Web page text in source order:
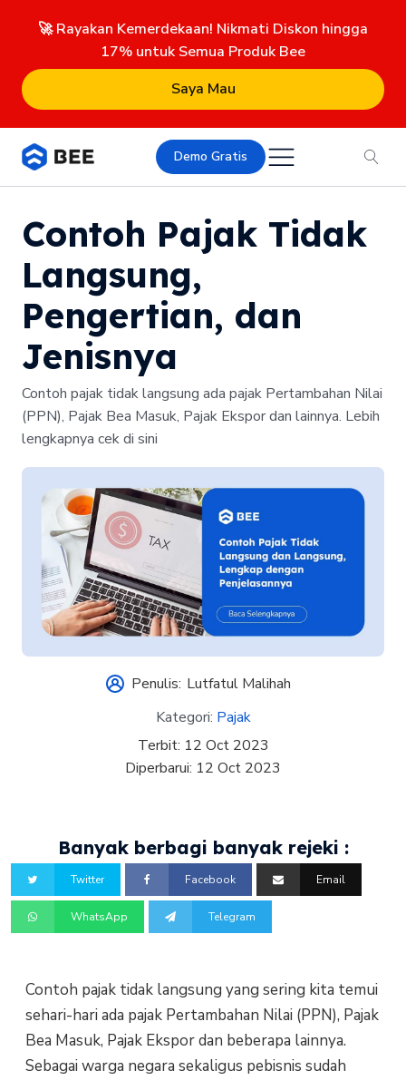
🚀 Rayakan Kemerdekaan! Nikmati Diskon hingga
17% untuk Semua Produk Bee
Saya Mau
Demo Gratis
Contoh Pajak Tidak
Langsung,
Pengertian, dan
Jenisnya
Contoh pajak tidak langsung ada pajak Pertambahan Nilai
(PPN), Pajak Bea Masuk, Pajak Ekspor dan lainnya. Lebih
lengkapnya cek di sini
Penulis: Lutfatul Malihah
Kategori: Pajak
Terbit: 12 Oct 2023
Diperbarui: 12 Oct 2023
Banyak berbagi banyak rejeki :
Twitter Facebook Email
WhatsApp Telegram
Contoh pajak tidak langsung yang sering kita temui
sehari-hari ada pajak Pertambahan Nilai (PPN), Pajak
Bea Masuk, Pajak Ekspor dan beberapa lainnya.
Sebagai warga negara sekaligus pebisnis sudah